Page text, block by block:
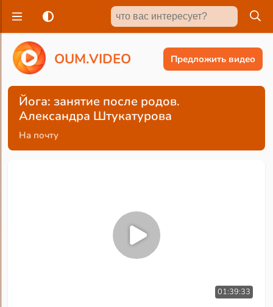
OUM.VIDEO Предложить видео
Йога: занятие после родов.
Александра Штукатурова
На почту
01:39:33